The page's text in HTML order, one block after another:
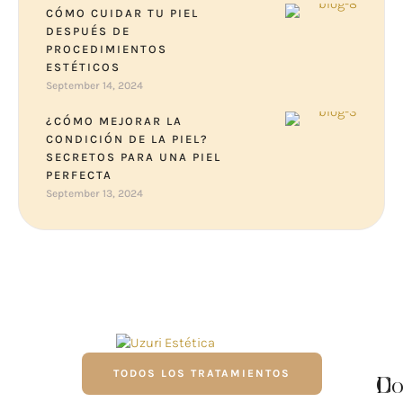
CÓMO CUIDAR TU PIEL
DESPUÉS DE
PROCEDIMIENTOS
ESTÉTICOS
September 14, 2024
¿CÓMO MEJORAR LA
CONDICIÓN DE LA PIEL?
SECRETOS PARA UNA PIEL
PERFECTA
September 13, 2024
TODOS LOS TRATAMIENTOS
D